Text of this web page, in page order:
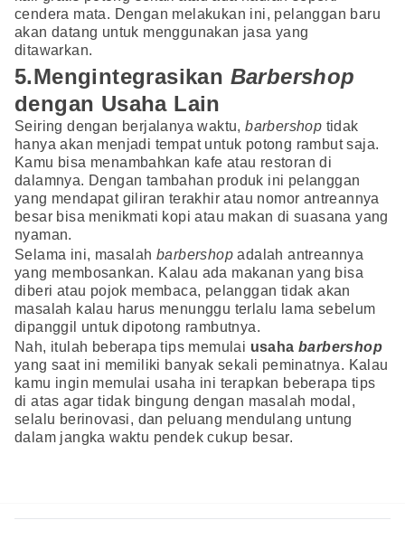
cendera mata. Dengan melakukan ini, pelanggan baru
akan datang untuk menggunakan jasa yang
ditawarkan.
5.Mengintegrasikan Barbershop
dengan Usaha Lain
Seiring dengan berjalanya waktu,barbershop tidak
hanya akan menjadi tempat untuk potong rambut saja.
Kamu bisa menambahkan kafe atau restoran di
dalamnya. Dengan tambahan produk ini pelanggan
yang mendapat giliran terakhir atau nomor antreannya
besar bisa menikmati kopi atau makan di suasana yang
nyaman.
Selama ini, masalah barbershop adalah antreannya
yang membosankan. Kalau ada makanan yang bisa
diberi atau pojok membaca, pelanggan tidak akan
masalah kalau harus menunggu terlalu lama sebelum
dipanggil untuk dipotong rambutnya.
Nah, itulah beberapa tips memulai usahabarbershop
yang saat ini memiliki banyak sekali peminatnya. Kalau
kamu ingin memulai usaha ini terapkan beberapa tips
di atas agar tidak bingung dengan masalah modal,
selalu berinovasi, dan peluang mendulang untung
dalam jangka waktu pendek cukup besar.